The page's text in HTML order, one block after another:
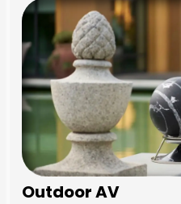
Outdoor AV